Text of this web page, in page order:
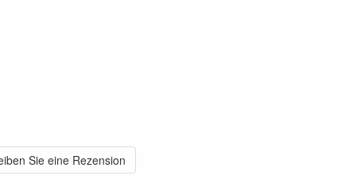
Sie eine Rezension